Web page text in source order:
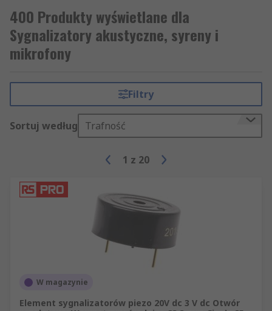
400 Produkty wyświetlane dla
Sygnalizatory akustyczne, syreny i
mikrofony
Filtry
Sortuj według Trafność
1 z 20
W magazynie
Element sygnalizatorów piezo 20V dc 3 V dc Otwór